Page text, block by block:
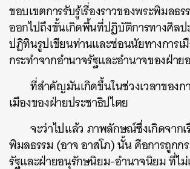
ขอบเขตการรับรู้เรื่องราวของพระพิมลธ
ออกไปถึงขั้นเกิดพื้นที่ปฏิบัติการทางศิลป
ปฏิทินรูปเขียนท่านและซ่อนนัยทางการเ
กระทำจากอำนาจรัฐและอำนาจของฝ่า
ที่สำคัญมันเกิดขึ้นในช่วงเวลาของก
เมืองของฝ่ายประชาธิปไตย
จะว่าไปแล้ว ภาพลักษณ์ซึ่งเกิดจากเ
พิมลธรรม (อาจ อาสโภ) นั้น คือการถูกก
รัฐและฝ่ายอนุรักษนิยม-อำนาจนิยม ที่ไม่